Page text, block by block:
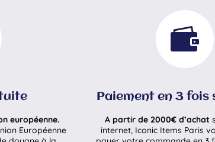
européenne.
Européenne

Paiement en 3 fois
A partir de 2000€ d’achat
internet, Iconic Items Paris